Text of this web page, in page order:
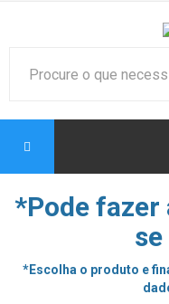
*Pode fazer
*Escolha o produto e